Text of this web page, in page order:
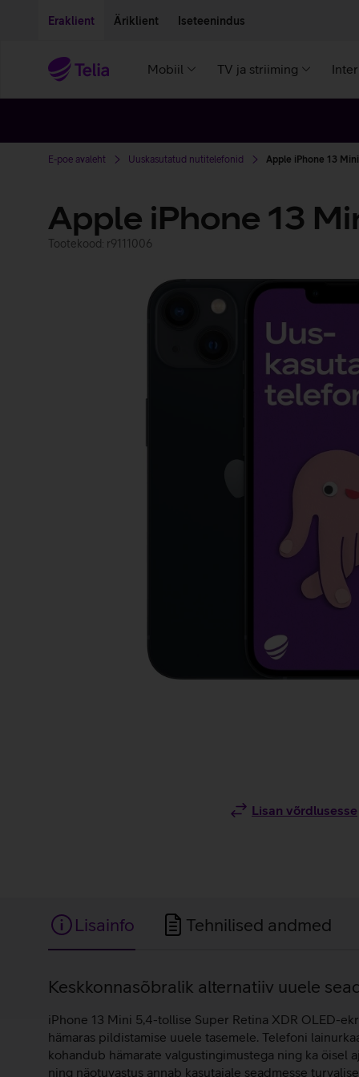
Eraklient Äriklient Iseteenindus
Mobiil TV ja striiming
E-poe avaleht Uuskasutatud nutitelefonid Apple iPhone 13
Apple iPhone 13
Tootekood: r9111006
Lisan võrdlusesse
Lisainfo Tehnilised andmed
Lisainfo
Keskkonnasõbralik alternatiiv uuele
iPhone 13 Mini 5,4-tollise Super Retina XDR OLED-
hämaras pildistamise uuele tasemele. Telefoni
kohandub hämarate valgustingimustega ning ka
ning näotuvastus annab kasutajale seadmesse